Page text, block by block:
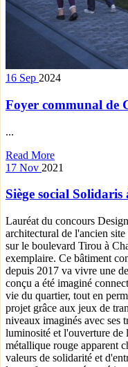
16 Sep 2024
Foyer communal de
...
Read More
17 Nov 2021
Siège social
Lauréat du concours
architectural de l'ancien
sur le boulevard Tirou à
exemplaire. Ce bâtiment
depuis 2017 va vivre une
conçu a été imaginé
vie du quartier, tout en
projet grâce aux jeux de
niveaux imaginés avec ses
luminosité et l'ouverture de
métallique rouge apparent
valeurs de solidarité et